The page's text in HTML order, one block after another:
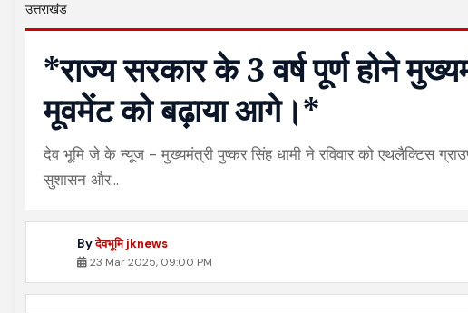
उत्तराखंड
*राज्य सरकार के 3 वर्ष पूर्ण होने
मूवमेंट को बढ़ाया आगे।*
देव भूमि जे के न्यूज - मुख्यमंत्री पुष्कर सिंह धामी ने रविवार को एथलैक्टिस
सुशासन और…
Byदेवभूमि jknews
23 Mar 2025, 09:00 PM